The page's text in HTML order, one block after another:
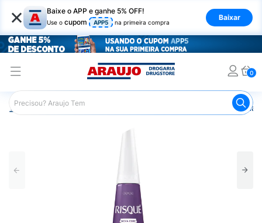
× Baixe o APP e ganhe 5% OFF!
Use o cupom APP5 na primeira compra
Baixar
0
Araujo Beleza e Cuidados